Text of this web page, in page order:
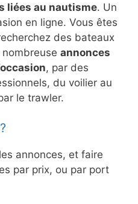
liées au nautisme. Un
en ligne. Vous êtes
des bateaux
annonces
, par des
du voilier au
le trawler.
annonces, et faire
par prix, ou par port